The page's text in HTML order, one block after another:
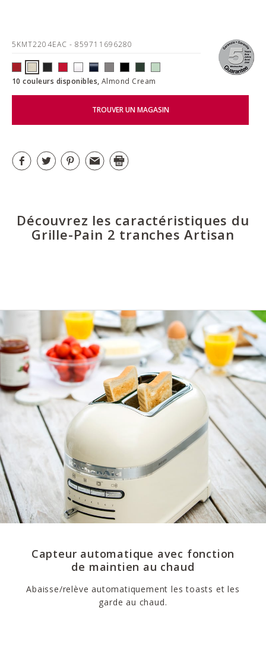
5KMT2204EAC - 859711696280
10 couleurs disponibles, Almond Cream
TROUVER UN MAGASIN
Découvrez les caractéristiques du
Grille-Pain 2 tranches Artisan
Capteur automatique avec fonction
de maintien au chaud
Abaisse/relève automatiquement les toasts et les
garde au chaud.